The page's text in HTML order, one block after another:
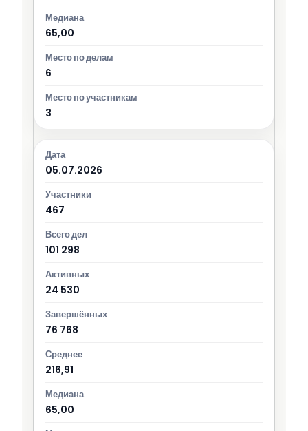
65,00
6
3
05.07.2026
467
101 298
24 530
76 768
216,91
65,00